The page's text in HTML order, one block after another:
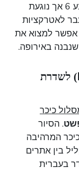
בבודפשט, עוברת ברובה לאורך רובע 6 אך נוגעת
לאטרקציות
אפשר למצוא את
סיור איזיריידר (EZRaider) לשדרת
כיכר
. הסיור
המרהיבה
בין אתרים
בעברית